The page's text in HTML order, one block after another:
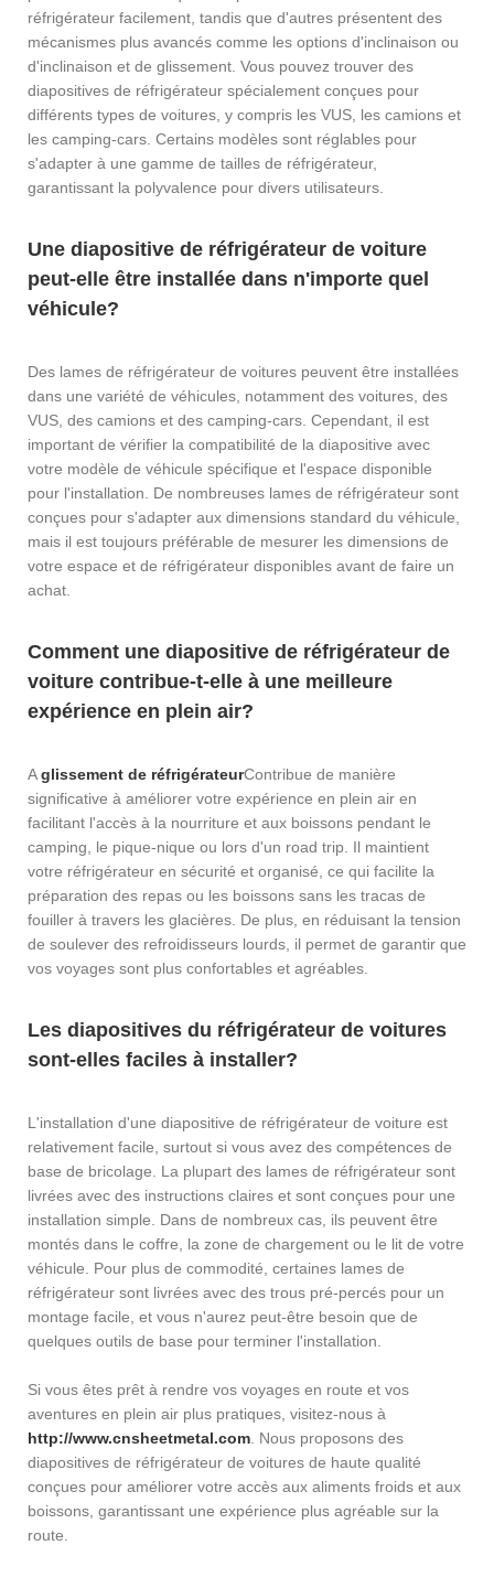
réfrigérateur facilement, tandis que d'autres présentent des
mécanismes plus avancés comme les options d'inclinaison ou
d'inclinaison et de glissement. Vous pouvez trouver des
diapositives de réfrigérateur spécialement conçues pour
différents types de voitures, y compris les VUS, les camions et
les camping-cars. Certains modèles sont réglables pour
s'adapter à une gamme de tailles de réfrigérateur,
garantissant la polyvalence pour divers utilisateurs.
Une diapositive de réfrigérateur de voiture
peut-elle être installée dans n'importe quel
véhicule?
Des lames de réfrigérateur de voitures peuvent être installées
dans une variété de véhicules, notamment des voitures, des
VUS, des camions et des camping-cars. Cependant, il est
important de vérifier la compatibilité de la diapositive avec
votre modèle de véhicule spécifique et l'espace disponible
pour l'installation. De nombreuses lames de réfrigérateur sont
conçues pour s'adapter aux dimensions standard du véhicule,
mais il est toujours préférable de mesurer les dimensions de
votre espace et de réfrigérateur disponibles avant de faire un
achat.
Comment une diapositive de réfrigérateur de
voiture contribue-t-elle à une meilleure
expérience en plein air?
Aglissement de réfrigérateurContribue de manière
significative à améliorer votre expérience en plein air en
facilitant l'accès à la nourriture et aux boissons pendant le
camping, le pique-nique ou lors d'un road trip. Il maintient
votre réfrigérateur en sécurité et organisé, ce qui facilite la
préparation des repas ou les boissons sans les tracas de
fouiller à travers les glacières. De plus, en réduisant la tension
de soulever des refroidisseurs lourds, il permet de garantir que
vos voyages sont plus confortables et agréables.
Les diapositives du réfrigérateur de voitures
sont-elles faciles à installer?
L'installation d'une diapositive de réfrigérateur de voiture est
relativement facile, surtout si vous avez des compétences de
base de bricolage. La plupart des lames de réfrigérateur sont
livrées avec des instructions claires et sont conçues pour une
installation simple. Dans de nombreux cas, ils peuvent être
montés dans le coffre, la zone de chargement ou le lit de votre
véhicule. Pour plus de commodité, certaines lames de
réfrigérateur sont livrées avec des trous pré-percés pour un
montage facile, et vous n'aurez peut-être besoin que de
quelques outils de base pour terminer l'installation.
Si vous êtes prêt à rendre vos voyages en route et vos
aventures en plein air plus pratiques, visitez-nous à
http://www.cnsheetmetal.com . Nous proposons des
diapositives de réfrigérateur de voitures de haute qualité
conçues pour améliorer votre accès aux aliments froids et aux
boissons, garantissant une expérience plus agréable sur la
route.